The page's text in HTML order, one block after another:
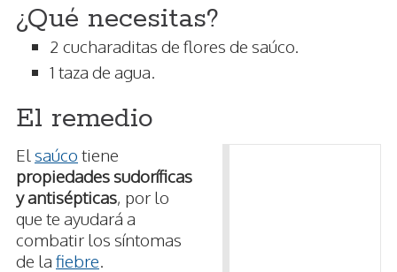
¿Qué necesitas?
2 cucharaditas de flores de saúco.
1 taza de agua.
El remedio
El saúco tiene
propiedades sudoríficas
y antisépticas, por lo
que te ayudará a
combatir los síntomas
de la fiebre